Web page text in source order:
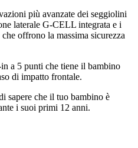
più avanzate dei seggiolini
laterale G-CELL integrata e i
offrono la massima sicurezza
a 5 punti che tiene il bambino
di impatto frontale.
sapere che il tuo bambino è
i suoi primi 12 anni.